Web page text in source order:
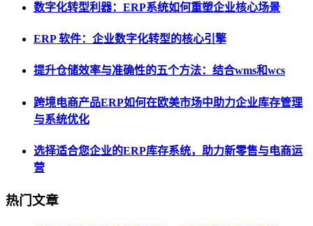
数字化转型利器：ERP系统如何重塑企业核心场景
ERP 软件：企业数字化转型的核心引擎
提升仓储效率与准确性的五个方法：结合wms和wcs
跨境电商产品ERP如何在欧美市场中助力企业库存管理
与系统优化
选择适合您企业的ERP库存系统，助力新零售与电商运
营
热门文章